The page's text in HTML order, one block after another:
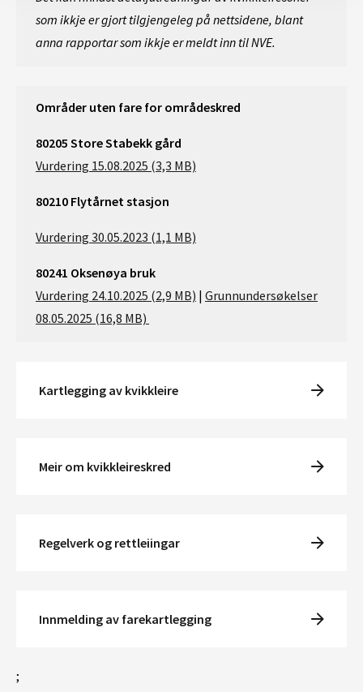
som ikkje er gjort tilgjengeleg på nettsidene, blant
anna rapportar som ikkje er meldt inn til NVE.
Områder uten fare for områdeskred
80205 Store Stabekk gård
Vurdering 15.08.2025 (3,3 MB)
80210 Flytårnet stasjon
Vurdering 30.05.2023 (1,1 MB)
80241 Oksenøya bruk
Vurdering 24.10.2025 (2,9 MB) | Grunnundersøkelser
08.05.2025 (16,8 MB)
Kartlegging av kvikkleire
Meir om kvikkleireskred
Regelverk og rettleiingar
Innmelding av farekartlegging
;